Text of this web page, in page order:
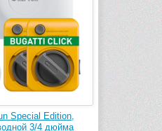
Special Edition,
3/4 дюйма